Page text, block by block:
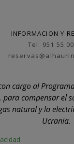
INFORMACION Y
Tel: 951 55
cargo al
para compensar
natural y la
Ucrania.